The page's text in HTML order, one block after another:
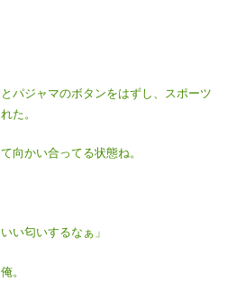
パジャマのボタンをはずし、スポーツ
た。
向かい合ってる状態ね。
い匂いするなぁ」
。